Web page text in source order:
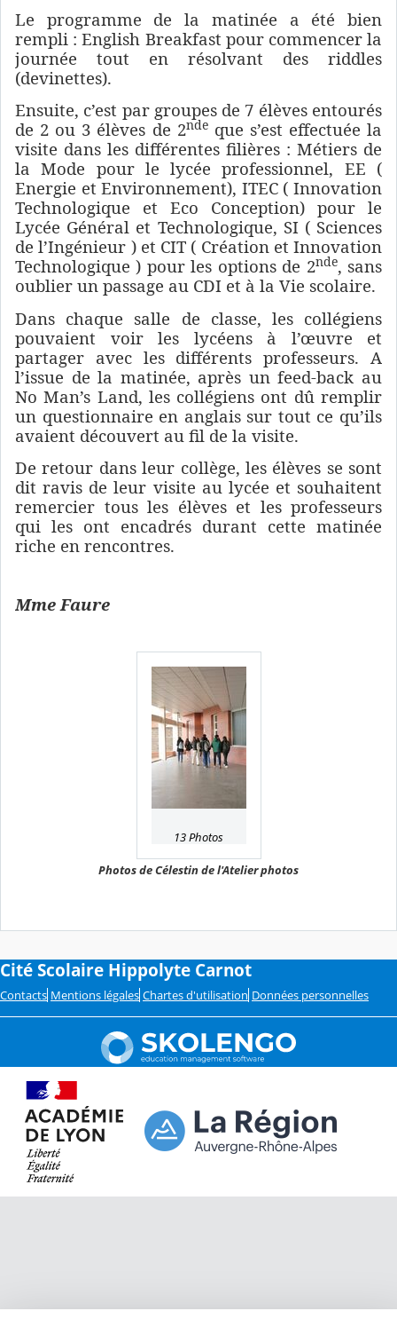
Le programme de la matinée a été bien
rempli : English Breakfast pour commencer la
journée tout en résolvant des riddles
(devinettes).
Ensuite, c’est par groupes de 7 élèves entourés
de 2 ou 3 élèves de 2ndeque s’est effectuée la
visite dans les différentes filières : Métiers de
la Mode pour le lycée professionnel, EE (
Energie et Environnement), ITEC ( Innovation
Technologique et Eco Conception) pour le
Lycée Général et Technologique, SI ( Sciences
de l’Ingénieur ) et CIT ( Création et Innovation
Technologique ) pour les options de 2nde, sans
oublier un passage au CDI et à la Vie scolaire.
Dans chaque salle de classe, les collégiens
pouvaient voir les lycéens à l’œuvre et
partager avec les différents professeurs. A
l’issue de la matinée, après un feed-back au
No Man’s Land, les collégiens ont dû remplir
un questionnaire en anglais sur tout ce qu’ils
avaient découvert au fil de la visite.
De retour dans leur collège, les élèves se sont
dit ravis de leur visite au lycée et souhaitent
remercier tous les élèves et les professeurs
qui les ont encadrés durant cette matinée
riche en rencontres.
Mme Faure
13 Photos
Photos de Célestin de l'Atelier photos
Cité Scolaire Hippolyte Carnot
Contacts Mentions légales Chartes d'utilisation Données personnelles